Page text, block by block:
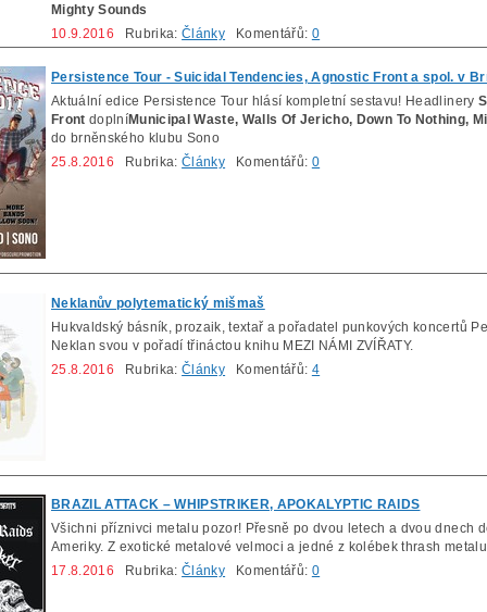
Mighty Sounds
10.9.2016 Rubrika:Články Komentářů: 0
Persistence Tour - Suicidal Tendencies, Agnostic Front a spol. v
Aktuální edice Persistence Tour hlásí kompletní sestavu! Headlinery
FrontdoplníMunicipal Waste, Walls Of Jericho, Down To Nothing,
do brněnského klubu Sono
25.8.2016 Rubrika:Články Komentářů: 0
Neklanův polytematický mišmaš
Hukvaldský básník, prozaik, textař a pořadatel punkových koncertů
Neklan svou v pořadí třináctou knihu MEZI NÁMI ZVÍŘATY.
25.8.2016 Rubrika:Články Komentářů: 4
BRAZIL ATTACK – WHIPSTRIKER, APOKALYPTIC RAIDS
Všichni příznivci metalu pozor! Přesně po dvou letech a dvou dnech
Ameriky. Z exotické metalové velmoci a jedné z kolébek thrash
17.8.2016 Rubrika:Články Komentářů: 0